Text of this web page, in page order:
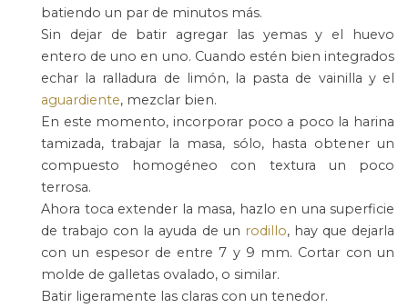
batiendo un par de minutos más.
Sin dejar de batir agregar las yemas y el huevo
entero de uno en uno. Cuando estén bien integrados
echar la ralladura de limón, la pasta de vainilla y el
aguardiente, mezclar bien.
En este momento, incorporar poco a poco la harina
tamizada, trabajar la masa, sólo, hasta obtener un
compuesto homogéneo con textura un poco
terrosa.
Ahora toca extender la masa, hazlo en una superficie
de trabajo con la ayuda de un rodillo, hay que dejarla
con un espesor de entre 7 y 9 mm. Cortar con un
molde de galletas ovalado, o similar.
Batir ligeramente las claras con un tenedor.